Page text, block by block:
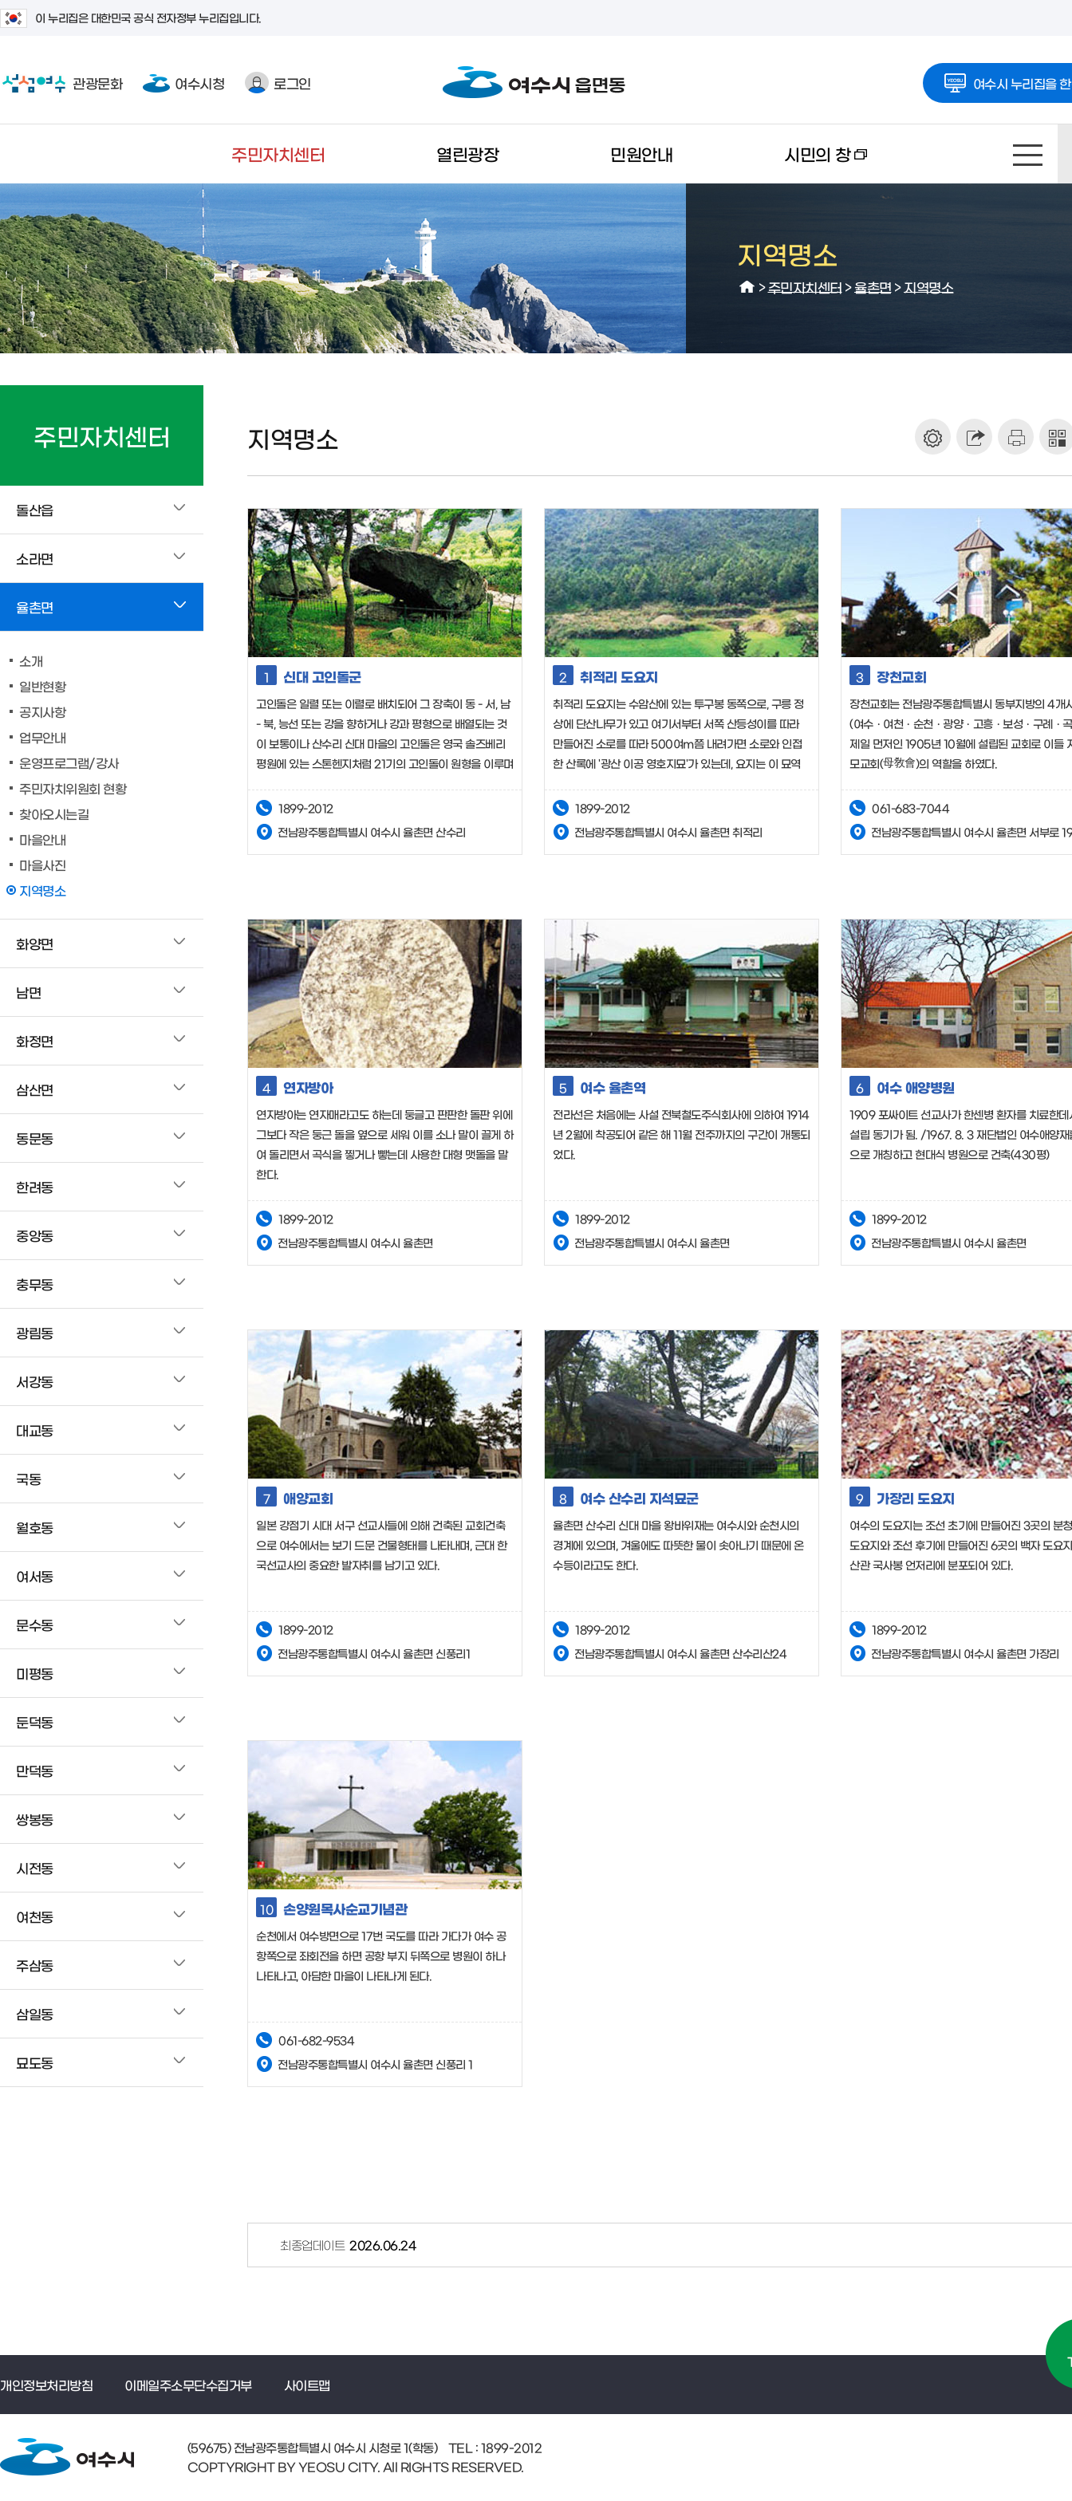
이 누리집은 대한민국 공식 전자정부 누리집입니다.
관광문화 여수시청 로그인 여수시 누리집을
주민자치센터 열린광장 민원안내 시민의 창
지역명소
> 주민자치센터 > 율촌면 > 지역명소
주민자치센터
돌산읍
소라면
율촌면
소개
일반현황
공지사항
업무안내
운영프로그램/강사
주민자치위원회 현황
찾아오시는길
마을안내
마을사진
지역명소
화양면
남면
화정면
삼산면
동문동
한려동
중앙동
충무동
광림동
서강동
대교동
국동
월호동
여서동
문수동
미평동
둔덕동
만덕동
쌍봉동
시전동
여천동
주삼동
삼일동
묘도동
지역명소
1 신대 고인돌군
고인돌은 일렬 또는 이렬로 배치되어 그 장축이 동 - 서, 남
- 북, 능선 또는 강을 향하거나 강과 평형으로 배열되는 것
이 보통이나 산수리 신대 마을의 고인돌은 영국 솔즈베리
평원에 있는 스톤헨지처럼 21기의 고인돌이 원형을 이루며
1899-2012
전남광주통합특별시 여수시 율촌면 산수리
2 취적리 도요지
취적리 도요지는 수암산에 있는 투구봉 동쪽으로, 구릉 정
상에 단산나무가 있고 여기서부터 서쪽 산등성이를 따라
만들어진 소로를 따라 500여m쯤 내려가면 소로와 인접
한 산록에 '광산 이공 영호지묘'가 있는데, 요지는 이 묘역
1899-2012
전남광주통합특별시 여수시 율촌면 취적리
3 장천교회
장천교회는 전남광주통합특별시 동부지방의 4개
(여수ㆍ여천ㆍ순천ㆍ광양ㆍ고흥ㆍ보성ㆍ구례ㆍ
제일 먼저인 1905년 10월에 설립된 교회로 이들
모교회(母敎會)의 역할을 하였다.
061-683-7044
전남광주통합특별시 여수시 율촌면 서부로
4 연자방아
연자방아는 연자매라고도 하는데 둥글고 판판한 돌판 위에
그보다 작은 둥근 돌을 옆으로 세워 이를 소나 말이 끌게 하
여 돌리면서 곡식을 찧거나 빻는데 사용한 대형 맷돌을 말
한다.
1899-2012
전남광주통합특별시 여수시 율촌면
5 여수 율촌역
전라선은 처음에는 사설 전북철도주식회사에 의하여 1914
년 2월에 착공되어 같은 해 11월 전주까지의 구간이 개통되
었다.
1899-2012
전남광주통합특별시 여수시 율촌면
6 여수 애양병원
1909 포싸이트 선교사가 한센병 환자를 치료한데
설립 동기가 됨. /1967. 8. 3 재단법인 여수애양재
으로 개칭하고 현대식 병원으로 건축(430평)
1899-2012
전남광주통합특별시 여수시 율촌면
7 애양교회
일본 강점기 시대 서구 선교사들에 의해 건축된 교회건축
으로 여수에서는 보기 드문 건물형태를 나타내며, 근대 한
국선교사의 중요한 발자취를 남기고 있다.
1899-2012
전남광주통합특별시 여수시 율촌면 신풍리1
8 여수 산수리 지석묘군
율촌면 산수리 신대 마을 왕바위재는 여수시와 순천시의
경계에 있으며, 겨울에도 따뜻한 물이 솟아나기 때문에 온
수등이라고도 한다.
1899-2012
전남광주통합특별시 여수시 율촌면 산수리산24
9 가장리 도요지
여수의 도요지는 조선 초기에 만들어진 3곳의 분
도요지와 조선 후기에 만들어진 6곳의 백자 도요
산관 국사봉 언저리에 분포되어 있다.
1899-2012
전남광주통합특별시 여수시 율촌면 가장리
10 손양원목사순교기념관
순천에서 여수방면으로 17번 국도를 따라 가다가 여수 공
항쪽으로 좌회전을 하면 공항 부지 뒤쪽으로 병원이 하나
나타나고, 아담한 마을이 나타나게 된다.
061-682-9534
전남광주통합특별시 여수시 율촌면 신풍리 1
최종업데이트 2026.06.24
개인정보처리방침 이메일주소무단수집거부 사이트맵
(59675) 전남광주통합특별시 여수시 시청로 1(학동) TEL : 1899-2012
COPTYRIGHT BY YEOSU CITY. All RIGHTS RESERVED.